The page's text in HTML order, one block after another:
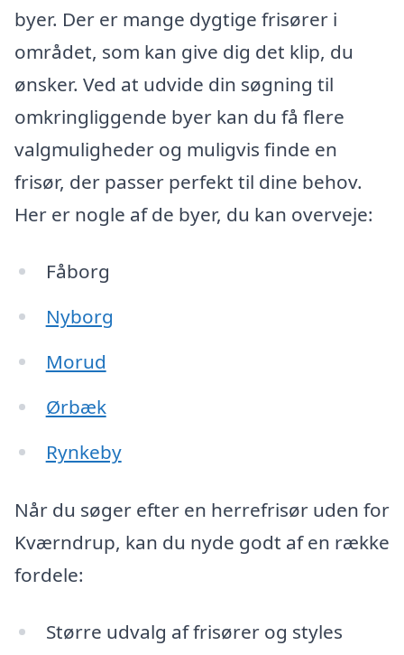
byer. Der er mange dygtige frisører i
området, som kan give dig det klip, du
ønsker. Ved at udvide din søgning til
omkringliggende byer kan du få flere
valgmuligheder og muligvis finde en
frisør, der passer perfekt til dine behov.
Her er nogle af de byer, du kan overveje:
Fåborg
Nyborg
Morud
Ørbæk
Rynkeby
Når du søger efter en herrefrisør uden for
Kværndrup, kan du nyde godt af en række
fordele:
Større udvalg af frisører og styles